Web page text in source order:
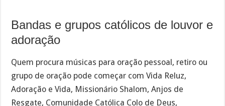
Bandas e grupos católicos de louvor e
adoração
Quem procura músicas para oração pessoal, retiro ou
grupo de oração pode começar com Vida Reluz,
Adoração e Vida, Missionário Shalom, Anjos de
Resgate, Comunidade Católica Colo de Deus,